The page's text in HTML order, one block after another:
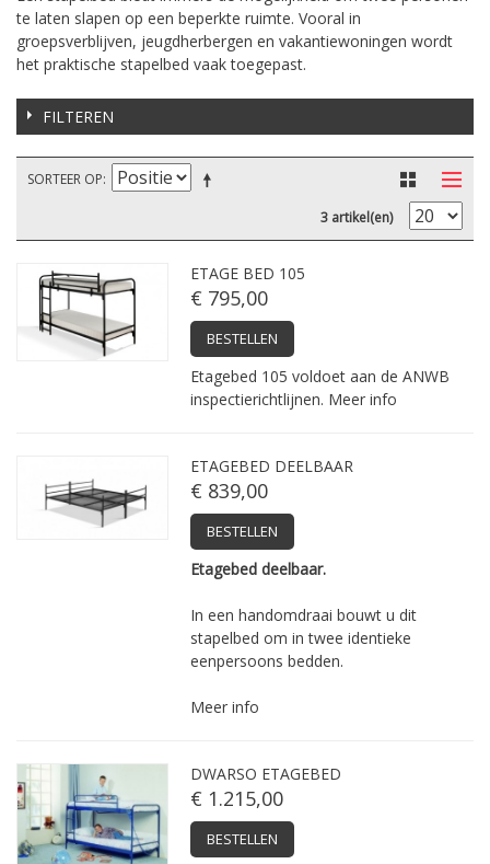
te laten slapen op een beperkte ruimte. Vooral in
groepsverblijven, jeugdherbergen en vakantiewoningen wordt
het praktische stapelbed vaak toegepast.
FILTEREN
SORTEER OP
3 artikel(en)
ETAGE BED 105
€ 795,00
BESTELLEN
Etagebed 105 voldoet aan de ANWB
inspectierichtlijnen. Meer info
ETAGEBED DEELBAAR
€ 839,00
BESTELLEN
Etagebed deelbaar.
In een handomdraai bouwt u dit
stapelbed om in twee identieke
eenpersoons bedden.
Meer info
DWARSO ETAGEBED
€ 1.215,00
BESTELLEN